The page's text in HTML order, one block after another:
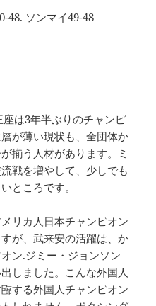
48. ソンマイ49-48
は3年半ぶりのチャンピ
が薄い現状も、全団体か
揃う人材があります。ミ
戦を増やして、少しでも
ところです。
リカ人日本チャンピオン
が、武来安の活躍は、か
ン.ジミー・ジョンソン
しました。こんな外国人
する外国人チャンピオン